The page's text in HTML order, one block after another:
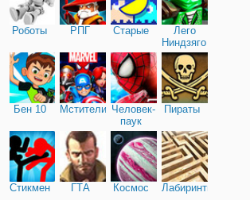
Роботы РПГ Старые
Лего
Ниндзяго
Бен 10 Мстители Человек-
паук
Пираты
Стикмен ГТА Космос Лабиринты